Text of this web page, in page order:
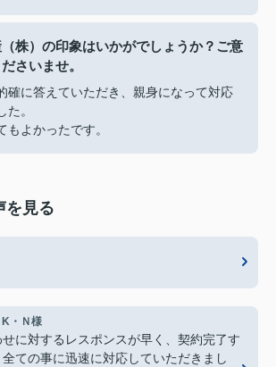
株）の印象はいかがでしょうか？ご意
さいませ。
確に答えていただき、親身になって対応
た。
もよかったです。
を見る
・Ｎ様
せに対するレスポンスが早く、契約完了す
ての事に迅速に対応していただきまし